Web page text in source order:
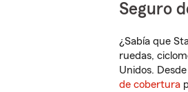
Seguro
¿Sabía que
ruedas,
Unidos.
de cobertura